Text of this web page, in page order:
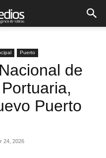
Puerto
de
Puerto
24, 2026